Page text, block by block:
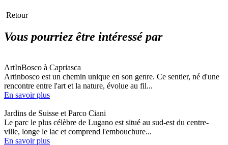
Retour
Vous pourriez être intéressé par
ArtInBosco à Capriasca
Artinbosco est un chemin unique en son genre. Ce sentier, né d'une
rencontre entre l'art et la nature, évolue au fil...
En savoir plus
Jardins de Suisse et Parco Ciani
Le parc le plus célèbre de Lugano est situé au sud-est du centre-
ville, longe le lac et comprend l'embouchure...
En savoir plus